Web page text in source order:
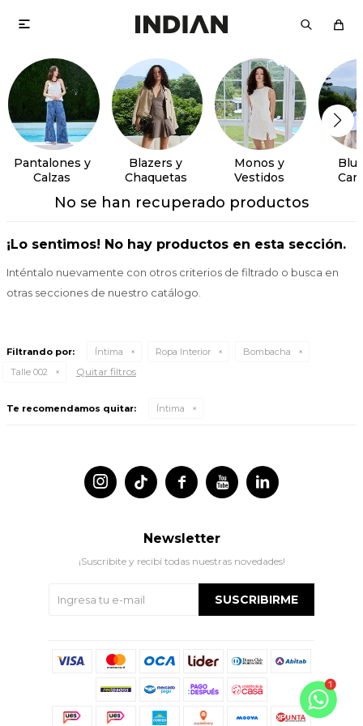

Pantalones y
Calzas
Blazers y
Chaquetas
Monos y
Vestidos
No se han recuperado productos
¡Lo sentimos! No hay productos en esta sección.
Inténtalo nuevamente con otros criterios de filtrado o busca en
otras secciones de nuestro catálogo.
Filtrando por: Íntima Ropa Interior
Bombacha
Talle 002
Quitar filtros
Te recomendamos quitar: Íntima
 
 
Newsletter
¡Suscribite y recibí todas nuestras novedades!
SUSCRIBIRME